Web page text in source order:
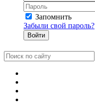
Запомнить
Забыли свой пароль?